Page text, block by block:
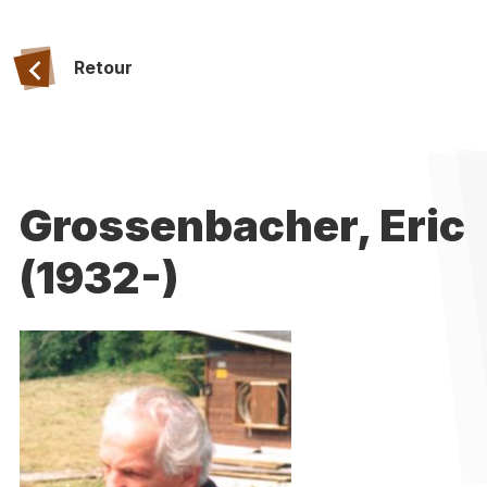
Retour
Grossenbacher, Eric
(1932-)